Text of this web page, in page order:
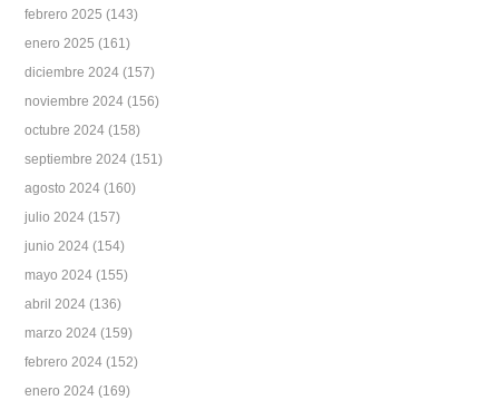
febrero 2025 (143)
enero 2025 (161)
diciembre 2024 (157)
noviembre 2024 (156)
octubre 2024 (158)
septiembre 2024 (151)
agosto 2024 (160)
julio 2024 (157)
junio 2024 (154)
mayo 2024 (155)
abril 2024 (136)
marzo 2024 (159)
febrero 2024 (152)
enero 2024 (169)